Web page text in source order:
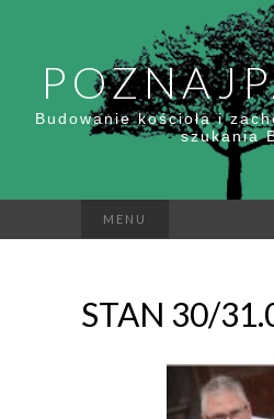
Budowanie kościoła i
szukania
MENU
STAN 30/